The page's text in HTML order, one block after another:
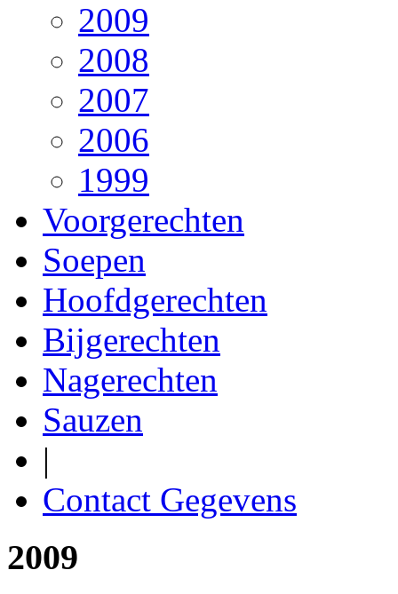
2009
2008
2007
2006
1999
Voorgerechten
Soepen
Hoofdgerechten
Bijgerechten
Nagerechten
Sauzen
|
Contact Gegevens
2009